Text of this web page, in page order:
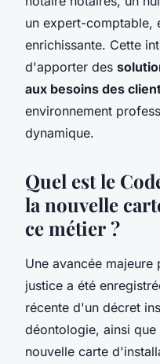
un expert-comptable,
enrichissante. Cette
d'apporter des
aux besoins des
environnement
dynamique.
Quel est le
la nouvelle
ce métier ?
Une avancée
justice a été
récente d'un décret
déontologie, ainsi
nouvelle carte